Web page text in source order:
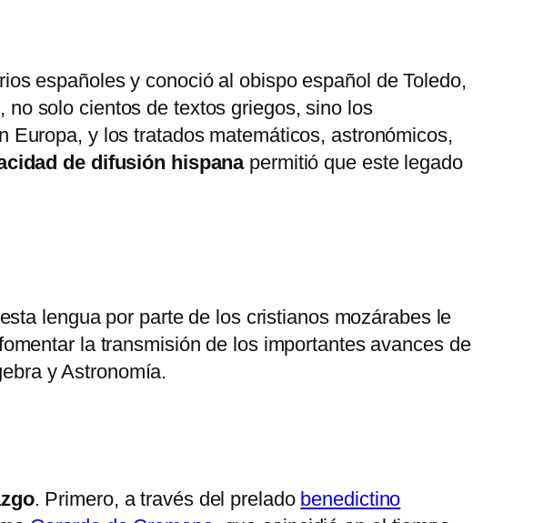
españoles y conoció al obispo español de Toledo,
solo cientos de textos griegos, sino los
y los tratados matemáticos, astronómicos,
de difusión hispana permitió que este legado
lengua por parte de los cristianos mozárabes le
la transmisión de los importantes avances de
y Astronomía.
. Primero, a través del prelado benedictino